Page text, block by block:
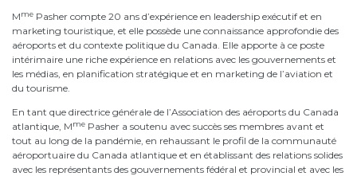
Mme Pasher compte 20 ans d’expérience en leadership exécutif et en
marketing touristique, et elle possède une connaissance approfondie des
aéroports et du contexte politique du Canada. Elle apporte à ce poste
intérimaire une riche expérience en relations avec les gouvernements et
les médias, en planification stratégique et en marketing de l’aviation et
du tourisme.
En tant que directrice générale de l’Association des aéroports du Canada
atlantique, Mme Pasher a soutenu avec succès ses membres avant et
tout au long de la pandémie, en rehaussant le profil de la communauté
aéroportuaire du Canada atlantique et en établissant des relations solides
avec les représentants des gouvernements fédéral et provincial et avec les